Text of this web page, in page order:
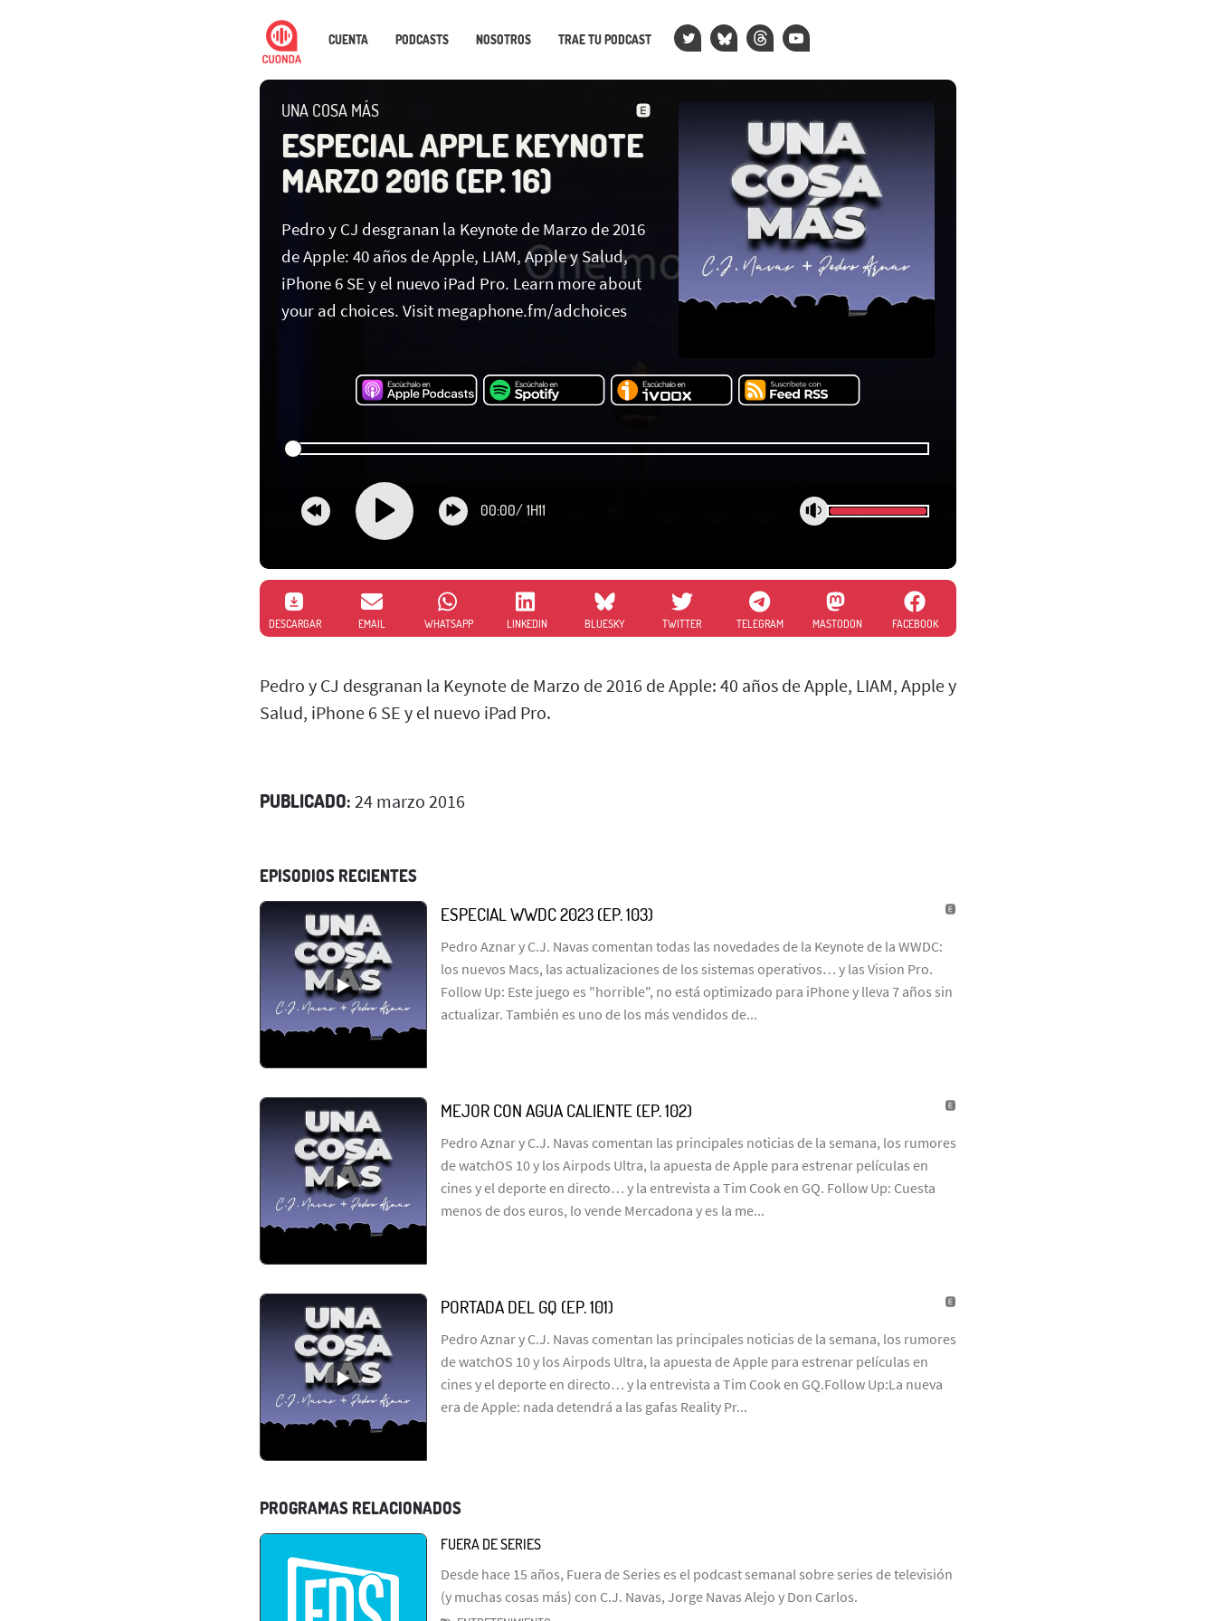
CUENTA PODCASTS NOSOTROS TRAE TU PODCAST
UNA COSA MÁS
ESPECIAL APPLE KEYNOTE
MARZO 2016 (EP. 16)
Pedro y CJ desgranan la Keynote de Marzo de 2016
de Apple: 40 años de Apple, LIAM, Apple y Salud,
iPhone 6 SE y el nuevo iPad Pro. Learn more about
your ad choices. Visit megaphone.fm/adchoices
00:00/ 1H11
DESCARGAR EMAIL WHATSAPP LINKEDIN BLUESKY TWITTER TELEGRAM MASTODON FACEBOOK
Pedro y CJ desgranan la Keynote de Marzo de 2016 de Apple: 40 años de Apple, LIAM, Apple y
Salud, iPhone 6 SE y el nuevo iPad Pro.
PUBLICADO: 24 marzo 2016
EPISODIOS RECIENTES
ESPECIAL WWDC 2023 (EP. 103)
Pedro Aznar y C.J. Navas comentan todas las novedades de la Keynote de la WWDC:
los nuevos Macs, las actualizaciones de los sistemas operativos… y las Vision Pro.
Follow Up: Este juego es "horrible", no está optimizado para iPhone y lleva 7 años sin
actualizar. También es uno de los más vendidos de...
MEJOR CON AGUA CALIENTE (EP. 102)
Pedro Aznar y C.J. Navas comentan las principales noticias de la semana, los rumores
de watchOS 10 y los Airpods Ultra, la apuesta de Apple para estrenar películas en
cines y el deporte en directo… y la entrevista a Tim Cook en GQ. Follow Up: Cuesta
menos de dos euros, lo vende Mercadona y es la me...
PORTADA DEL GQ (EP. 101)
Pedro Aznar y C.J. Navas comentan las principales noticias de la semana, los rumores
de watchOS 10 y los Airpods Ultra, la apuesta de Apple para estrenar películas en
cines y el deporte en directo… y la entrevista a Tim Cook en GQ.Follow Up:La nueva
era de Apple: nada detendrá a las gafas Reality Pr...
PROGRAMAS RELACIONADOS
FUERA DE SERIES
Desde hace 15 años, Fuera de Series es el podcast semanal sobre series de televisión
(y muchas cosas más) con C.J. Navas, Jorge Navas Alejo y Don Carlos.